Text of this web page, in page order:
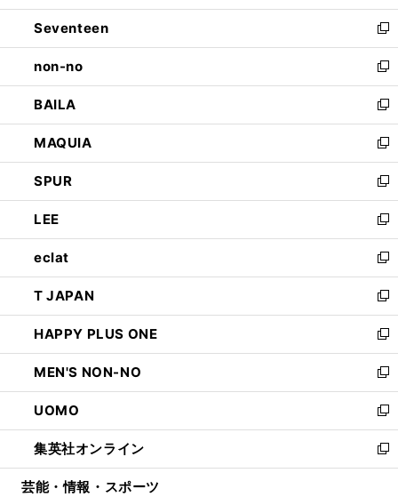
開
く
ウ
で
開
く
ン
ド
ウ
で
開
く
Seventeen
新
し
い
ウ
ィ
ン
ド
ウ
で
開
く
non-no
新
し
い
ウ
ィ
ン
ド
ウ
で
開
く
BAILA
新
し
い
ウ
ィ
ン
ド
ウ
で
開
く
MAQUIA
新
し
い
ウ
ィ
ン
ド
ウ
で
開
く
SPUR
新
し
い
ウ
ィ
ン
ド
ウ
で
開
く
LEE
新
し
い
ウ
ィ
ン
ド
ウ
で
開
く
eclat
新
し
い
ウ
ィ
ン
ド
ウ
で
開
く
T JAPAN
新
し
い
ウ
ィ
ン
ド
ウ
で
開
HAPPY PLUS ONE
新
し
い
ウ
ィ
ン
ド
ウ
MEN'S NON-NO
新
し
い
ウ
ィ
ン
UOMO
新
し
い
ウ
集英社オンライン
新
し
芸能・情報・スポーツ